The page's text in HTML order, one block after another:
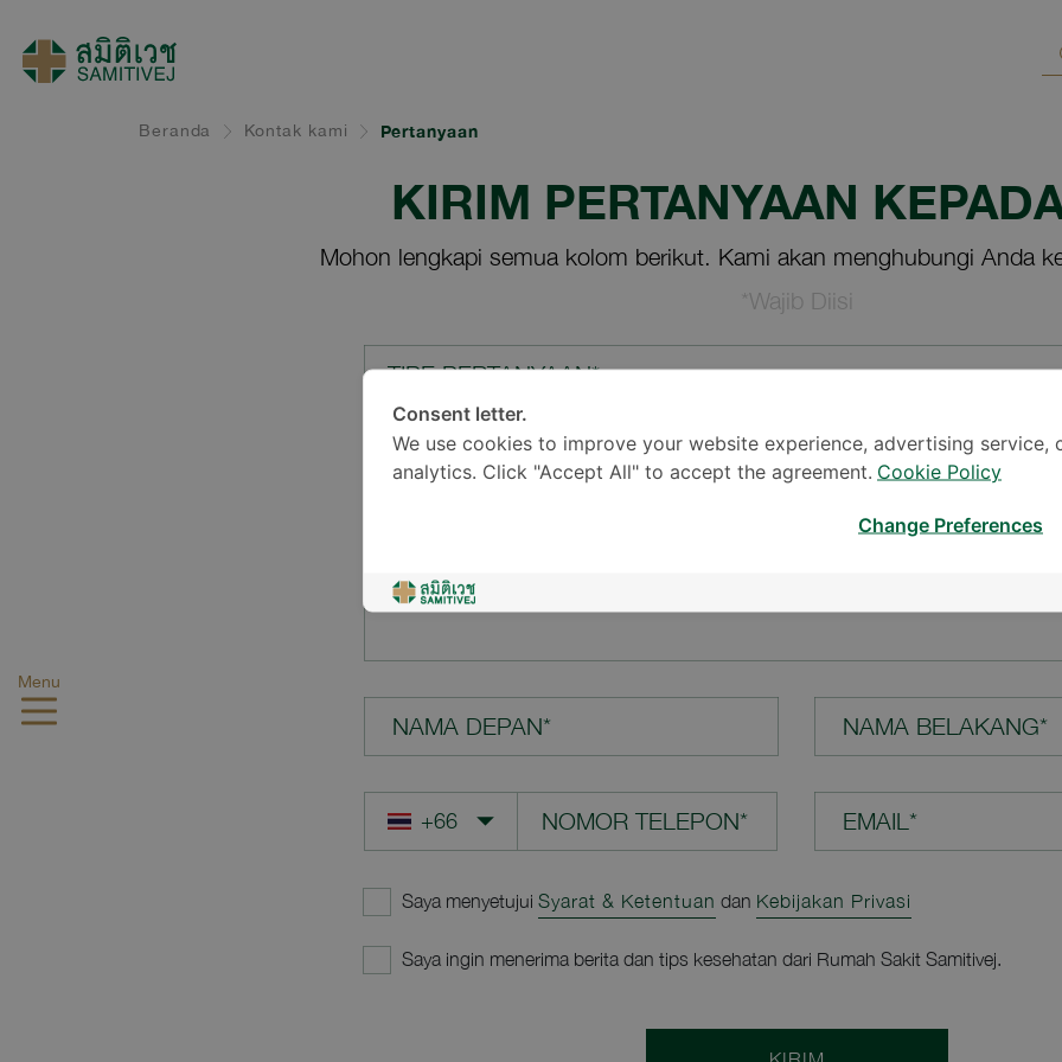
Menu
Beranda Kontak kami Pertanyaan
KIRIM PERTANYAAN
Mohon lengkapi semua kolom berikut. Kami akan menghubungi Anda
*Wajib Diisi
TIPE PERTANYAAN*
LOKASI*
NAMA DEPAN* NAMA BELAKANG*
EMAIL*
Saya menyetujui Syarat & Ketentuan dan Kebijakan Privasi
Saya ingin menerima berita dan tips kesehatan dari Rumah Sakit Samitivej.
Consent letter.
We use cookies to improve your website experience, advertising service,
analytics. Click "Accept All" to accept the agreement. Cookie Policy
Change Preferences